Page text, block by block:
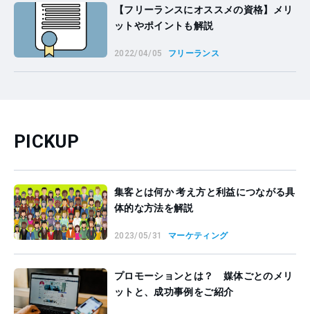
【フリーランスにオススメの資格】メリ
ットやポイントも解説
2022/04/05 フリーランス
PICKUP
集客とは何か 考え方と利益につながる具
体的な方法を解説
2023/05/31 マーケティング
プロモーションとは？ 媒体ごとのメリ
ットと、成功事例をご紹介